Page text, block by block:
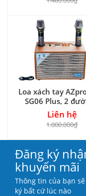
Loa xách tay
SG06 Plus, 2
tiếng
Liên hệ
1.000.000₫
Đăng ký
khuyến mãi
Thông tin của bạn
ký bất cứ lúc nào